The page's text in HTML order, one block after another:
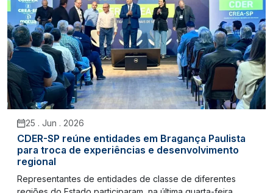
25 . Jun . 2026
CDER-SP reúne entidades em Bragança Paulista
para troca de experiências e desenvolvimento
regional
Representantes de entidades de classe de diferentes